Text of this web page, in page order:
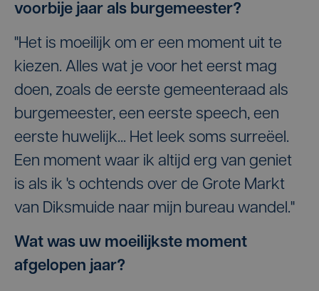
voorbije jaar als burgemeester?
"Het is moeilijk om er een moment uit te
kiezen. Alles wat je voor het eerst mag
doen, zoals de eerste gemeenteraad als
burgemeester, een eerste speech, een
eerste huwelijk... Het leek soms surreëel.
Een moment waar ik altijd erg van geniet
is als ik 's ochtends over de Grote Markt
van Diksmuide naar mijn bureau wandel."
Wat was uw moeilijkste moment
afgelopen jaar?